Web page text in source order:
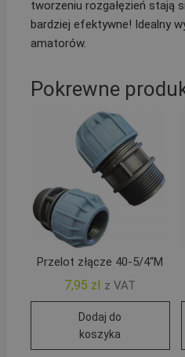
tworzeniu rozgałęzień stają
bardziej efektywne! Idealny
amatorów.
Pokrewne
Przelot złącze 40-5/4“M
7,95 zł z VAT
Dodaj do
koszyka